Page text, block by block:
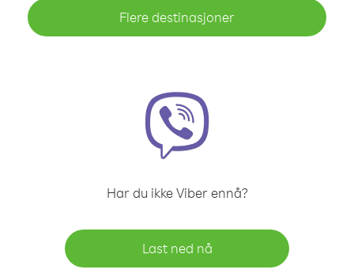
Flere destinasjoner
Har du ikke Viber ennå?
Last ned nå